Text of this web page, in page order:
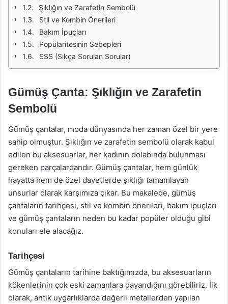
Şıklığın ve Zarafetin Sembolü
Stil ve Kombin Önerileri
Bakım İpuçları
Popülaritesinin Sebepleri
SSS (Sıkça Sorulan Sorular)
Gümüş Çanta: Şıklığın ve Zarafetin
Sembolü
Gümüş çantalar, moda dünyasında her zaman özel bir yere
sahip olmuştur. Şıklığın ve zarafetin sembolü olarak kabul
edilen bu aksesuarlar, her kadının dolabında bulunması
gereken parçalardandır. Gümüş çantalar, hem günlük
hayatta hem de özel davetlerde şıklığı tamamlayan
unsurlar olarak karşımıza çıkar. Bu makalede, gümüş
çantaların tarihçesi, stil ve kombin önerileri, bakım ipuçları
ve gümüş çantaların neden bu kadar popüler olduğu gibi
konuları ele alacağız.
Tarihçesi
Gümüş çantaların tarihine baktığımızda, bu aksesuarların
kökenlerinin çok eski zamanlara dayandığını görebiliriz. İlk
olarak, antik uygarlıklarda değerli metallerden yapılan